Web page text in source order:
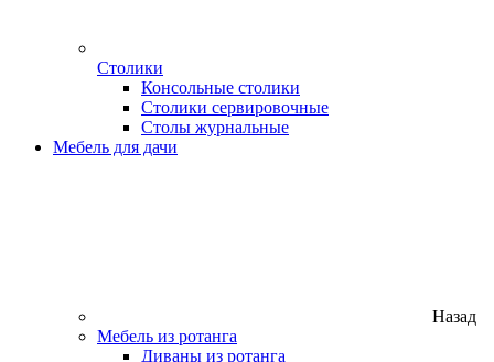
Столики
Консольные столики
Столики сервировочные
Столы журнальные
Мебель для дачи
Назад
Мебель из ротанга
Диваны из ротанга